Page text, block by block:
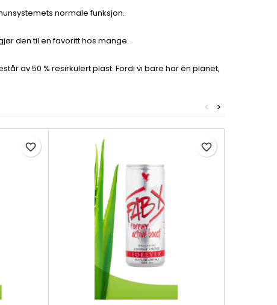
normale funksjon.
den til en favoritt hos mange.
av 50 % resirkulert plast. Fordi vi bare har én planet,
>
<
favorite_border favorite_border